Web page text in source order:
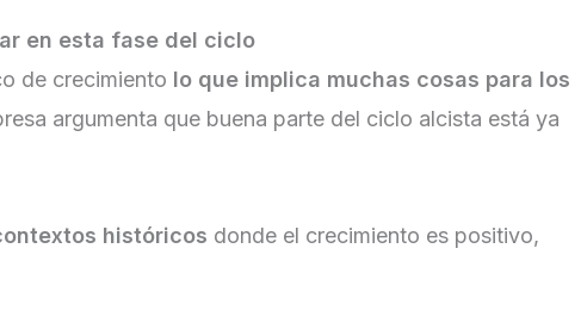
en esta fase del ciclo
de crecimiento lo que implica muchas cosas para los
argumenta que buena parte del ciclo alcista está ya
históricos donde el crecimiento es positivo,